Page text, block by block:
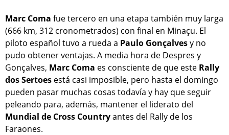
Marc Coma fue tercero en una etapa también muy larga
(666 km, 312 cronometrados) con final en Minaçu. El
piloto español tuvo a rueda a Paulo Gonçalvesy no
pudo obtener ventajas. A media hora de Despres y
Gonçalves, Marc Coma es consciente de que este Rally
dos Sertoes está casi imposible, pero hasta el domingo
pueden pasar muchas cosas todavía y hay que seguir
peleando para, además, mantener el liderato del
Mundial de Cross Countryantes del Rally de los
Faraones.